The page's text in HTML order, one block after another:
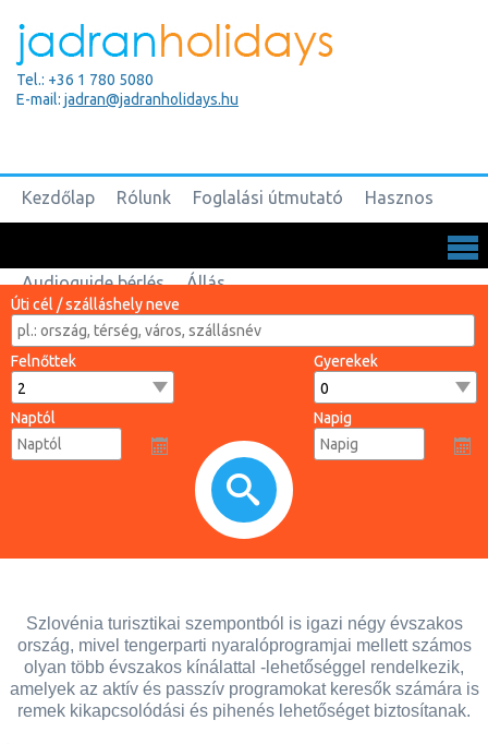
Tel.: +36 1 780 5080
E-mail: jadran@jadranholidays.hu
Kezdőlap Rólunk Foglalási útmutató Hasznos
Audioguide bérlés Állás
Úti cél / szálláshely neve
Felnőttek Gyerekek
Naptól Napig
Szlovénia turisztikai szempontból is igazi négy évszakos
ország, mivel tengerparti nyaralóprogramjai mellett számos
olyan több évszakos kínálattal -lehetőséggel rendelkezik,
amelyek az aktív és passzív programokat keresők számára is
remek kikapcsolódási és pihenés lehetőséget biztosítanak.